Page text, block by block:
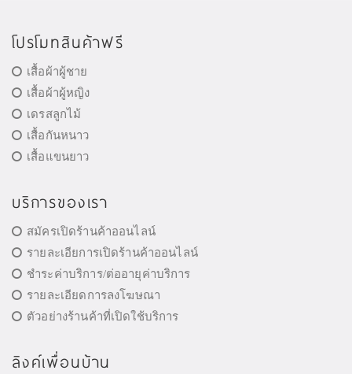
โปรโมทสินค้าฟรี
เสื้อผ้าผู้ชาย
เสื้อผ้าผู้หญิง
เดรสลูกไม้
เสื้อกันหนาว
เสื้อแขนยาว
บริการของเรา
สมัครเปิดร้านค้าออนไลน์
รายละเอียการเปิดร้านค้าออนไลน์
ชำระค่าบริการ/ต่ออายุค่าบริการ
รายละเอียดการลงโฆษณา
ตัวอย่างร้านค้าที่เปิดใช้บริการ
ลิงค์เพื่อนบ้าน